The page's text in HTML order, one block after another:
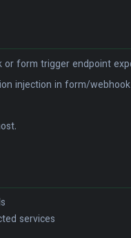
form trigger endpoint
injection in form/
services